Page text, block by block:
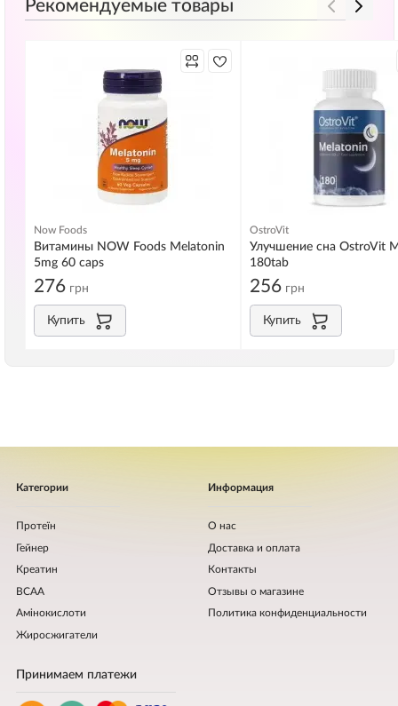
Рекомендуемые товары
Now Foods
Витамины NOW Foods Melatonin
5mg 60 caps
276 грн
Купить
OstroVit
Улучшение сна OstroVit
180tab
256 грн
Купить
Категории
Протеїн
Гейнер
Креатин
BCAA
Амінокислоти
Жиросжигатели
Информация
О нас
Доставка и оплата
Контакты
Отзывы о магазине
Политика конфиденциальности
Принимаем платежи